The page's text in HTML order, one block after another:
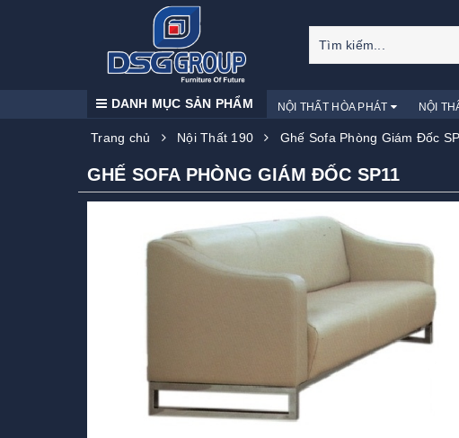
DANH MỤC SẢN PHẨM NỘI THẤT HÒA PHÁT NỘI
Trang chủ Nội Thất 190 Ghế Sofa Phòng Giám Đốc
GHẾ SOFA PHÒNG GIÁM ĐỐC SP11